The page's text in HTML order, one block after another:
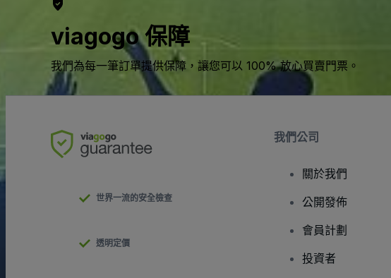
viagogo 保障
我們為每一筆訂單提供保障，讓您可以 100% 放心買賣門票。
世界一流的安全檢查
透明定價
我們公司
關於我們
公開發佈
會員計劃
投資者